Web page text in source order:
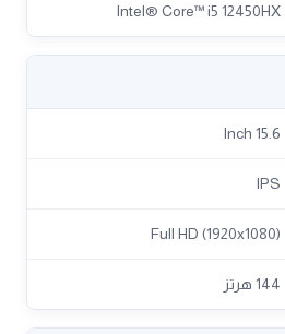
Intel® Core™ i5 12450HX
15.6 Inch
IPS
Full HD (1920x1080)
144 هرتز